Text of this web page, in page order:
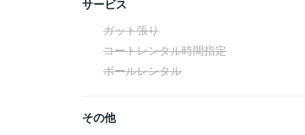
サービス
ガット張り
コートレンタル時間指定
ボールレンタル
その他